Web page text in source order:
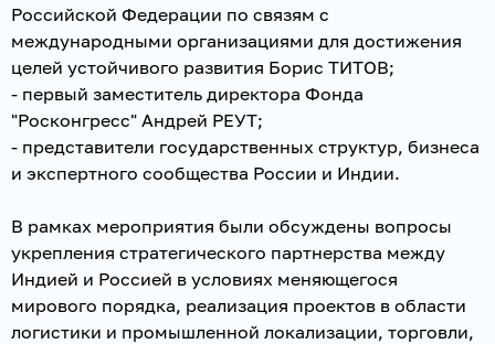
Российской Федерации по связям с
международными организациями для достижения
целей устойчивого развития Борис ТИТОВ;
- первый заместитель директора Фонда
"Росконгресс" Андрей РЕУТ;
- представители государственных структур, бизнеса
и экспертного сообщества России и Индии.
В рамках мероприятия были обсуждены вопросы
укрепления стратегического партнерства между
Индией и Россией в условиях меняющегося
мирового порядка, реализация проектов в области
логистики и промышленной локализации, торговли,